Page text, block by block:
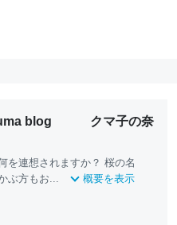
blog クマ子の奈
を連想されますか？ 桜の名
ぶ方もお...
概要を表示